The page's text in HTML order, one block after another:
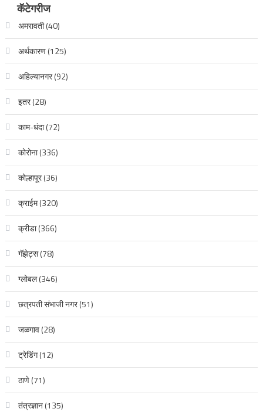
कॅटेगरीज
अमरावती(40)
अर्थकारण(125)
अहिल्यानगर(92)
इतर(28)
काम-धंदा(72)
कोरोना(336)
कोल्हापूर(36)
क्राईम(320)
क्रीडा(366)
गॅझेट्स(78)
ग्लोबल(346)
छत्रपती संभाजी नगर(51)
जळगाव(28)
ट्रेडिंग(12)
ठाणे(71)
तंत्रज्ञान(135)